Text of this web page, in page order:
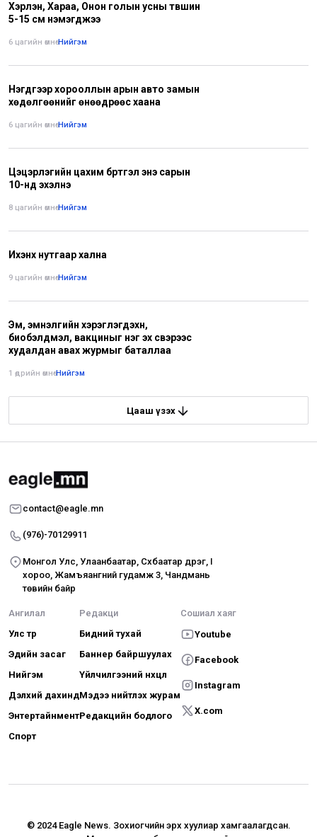
Хэрлэн, Хараа, Онон голын усны түвшин
5-15 см нэмэгджээ
6 цагийн өмнө•Нийгэм
Нэгдүгээр хорооллын арын авто замын
хөдөлгөөнийг өнөөдрөөс хаана
6 цагийн өмнө•Нийгэм
Цэцэрлэгийн цахим бүртгэл энэ сарын
10-нд эхэлнэ
8 цагийн өмнө•Нийгэм
Ихэнх нутгаар хална
9 цагийн өмнө•Нийгэм
Эм, эмнэлгийн хэрэглэгдэхүүн,
биобэлдмэл, вакциныг нэг эх үүсвэрээс
худалдан авах журмыг баталлаа
1 өдрийн өмнө•Нийгэм
Цааш үзэх
contact@eagle.mn
(976)-70129911
Монгол Улс, Улаанбаатар, Сүхбаатар дүүрэг, I
хороо, Жамъяангүний гудамж 3, Чандмань
төвийн байр
Ангилал
Улс төр
Эдийн засаг
Нийгэм
Дэлхий дахинд
Энтертайнмент
Спорт
Редакци
Бидний тухай
Баннер байршуулах
Үйлчилгээний нөхцөл
Мэдээ нийтлэх журам
Редакцийн бодлого
Сошиал хаяг
Youtube
Facebook
Instagram
X.com
© 2024 Eagle News. Зохиогчийн эрх хуулиар хамгаалагдсан.